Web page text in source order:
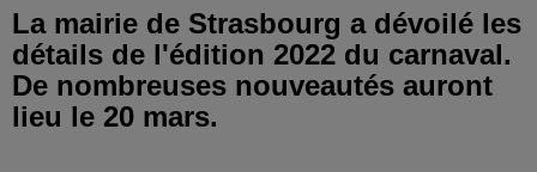
La mairie de Strasbourg a dévoilé les
détails de l'édition 2022 du carnaval.
De nombreuses nouveautés auront
lieu le 20 mars.